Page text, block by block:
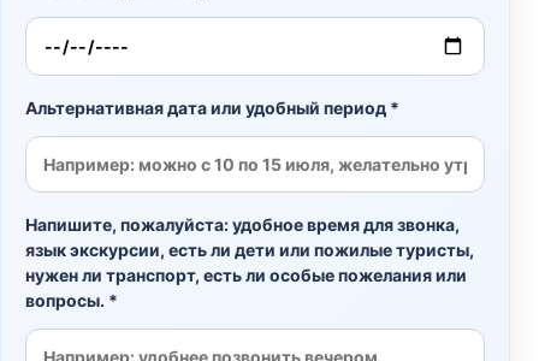
Альтернативная дата или удобный период *
Напишите, пожалуйста: удобное время для звонка,
язык экскурсии, есть ли дети или пожилые туристы,
нужен ли транспорт, есть ли особые пожелания или
вопросы. *